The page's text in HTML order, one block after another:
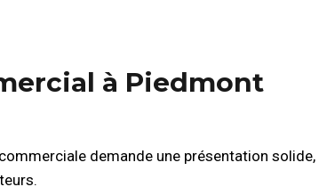
à Piedmont
commerciale demande une présentation